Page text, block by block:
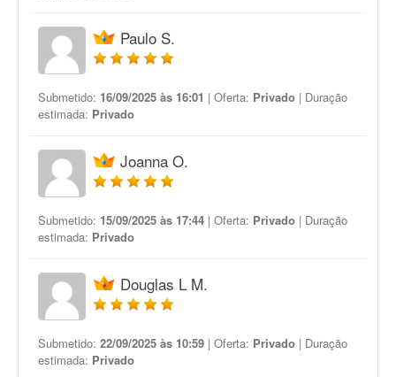
Paulo S.
Submetido: 16/09/2025 às 16:01 | Oferta: Privado | Duração
estimada: Privado
Joanna O.
Submetido: 15/09/2025 às 17:44 | Oferta: Privado | Duração
estimada: Privado
Douglas L M.
Submetido: 22/09/2025 às 10:59 | Oferta: Privado | Duração
estimada: Privado